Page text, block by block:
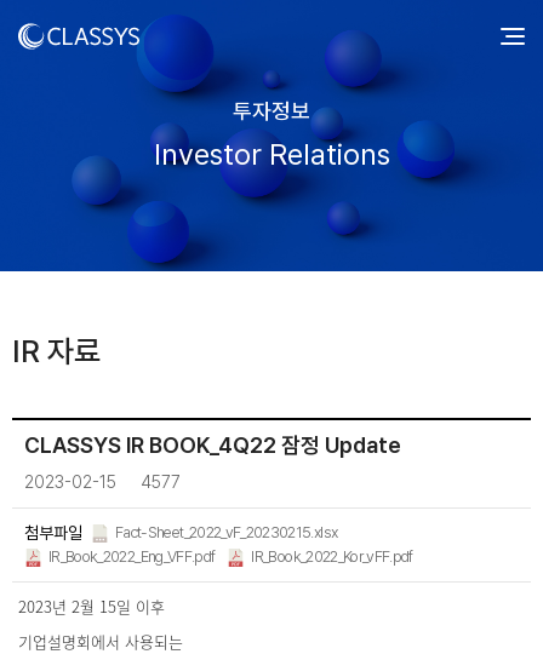
투자정보
Investor Relations
IR 자료
CLASSYS IR BOOK_4Q22 잠정 Update
2023-02-15 4577
첨부파일
Fact-Sheet_2022_vF_20230215.xlsx
IR_Book_2022_Eng_VFF.pdf
IR_Book_2022_Kor_vFF.pdf
2023년 2월 15일 이후
기업설명회에서 사용되는